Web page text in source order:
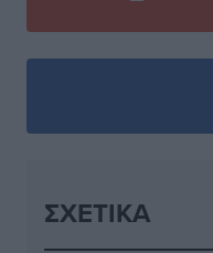
ΣΧΕΤΙΚΆ